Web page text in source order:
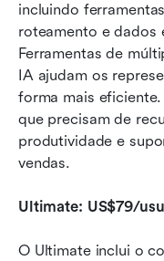
incluindo
roteamento e dados
Ferramentas de
IA ajudam os
forma mais
que precisam de
produtividade e
vendas.
Ultimate: US$79/
O Ultimate inclui o